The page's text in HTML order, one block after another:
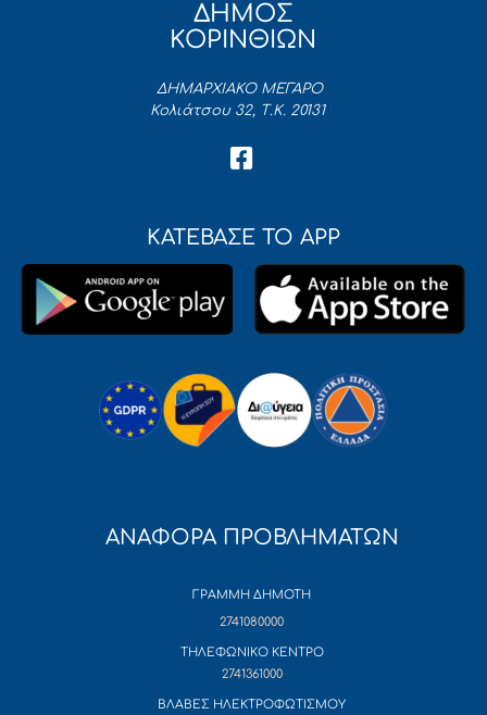
ΔΗΜΟΣ
ΚΟΡΙΝΘΙΩΝ
ΔΗΜΑΡΧΙΑΚΟ ΜΕΓΑΡΟ
Κολιάτσου 32, Τ.Κ. 20131
ΚΑΤΕΒΑΣΕ ΤΟ APP
ΑΝΑΦΟΡΑ ΠΡΟΒΛΗΜΑΤΩΝ
ΓΡΑΜΜΗ ΔΗΜΟΤΗ
2741080000
ΤΗΛΕΦΩΝΙΚΟ ΚΕΝΤΡΟ
2741361000
ΒΛΑΒΕΣ ΗΛΕΚΤΡΟΦΩΤΙΣΜΟΥ